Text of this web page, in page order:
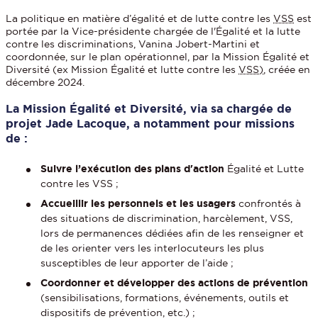
La politique en matière d’égalité et de lutte contre lesVSS est
portée par la Vice-présidente chargée de l'Égalité et la lutte
contre les discriminations, Vanina Jobert-Martini et
coordonnée, sur le plan opérationnel, par la Mission Égalité et
Diversité (ex Mission Égalité et lutte contre lesVSS), créée en
décembre 2024.
La Mission Égalité et Diversité, via sa chargée de
projet Jade Lacoque, a notamment pour missions
de :
Suivre l’exécution des plans d'action Égalité et Lutte
contre les VSS ;
Accueillir les personnels et les usagersconfrontés à
des situations de discrimination, harcèlement, VSS,
lors de permanences dédiées afin de les renseigner et
de les orienter vers les interlocuteurs les plus
susceptibles de leur apporter de l’aide ;
Coordonner et développer des actions de prévention
(sensibilisations, formations, événements, outils et
dispositifs de prévention, etc.) ;